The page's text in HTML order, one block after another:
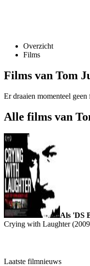
Overzicht
Films
Films van Tom
Er draaien momenteel
Alle films van
Als 'DS
Crying with Laughter
Laatste filmnieuws